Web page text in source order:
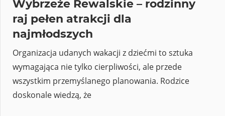
Wybrzeże Rewalskie – rodzinny
raj pełen atrakcji dla
najmłodszych
Organizacja udanych wakacji z dziećmi to sztuka
wymagająca nie tylko cierpliwości, ale przede
wszystkim przemyślanego planowania. Rodzice
doskonale wiedzą, że